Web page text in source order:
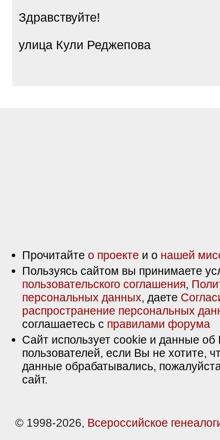
Здравствуйте!
улица Кули Реджепова
Прочитайте о проекте и о нашей
Пользуясь сайтом вы принимаете
пользовательского соглашения,
персональных данных, даете
распространение персональных
соглашаетесь с правилами форума
Сайт использует cookie и данные об
пользователей, если Вы не хотите,
данные обрабатывались,
сайт.
© 1998-2026, Всероссийское